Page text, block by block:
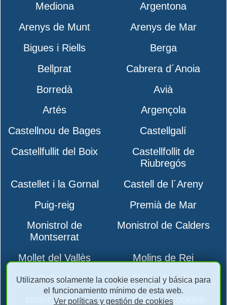
Mediona
Argentona
Arenys de Munt
Arenys de Mar
Bigues i Riells
Berga
Bellprat
Cabrera d´Anoia
Borredà
Avià
Artés
Argençola
Castellnou de Bages
Castellgalí
Castellfullit del Boix
Castellfollit de
Riubregós
Castellet i la Gornal
Castell de l´Areny
Puig-reig
Premià de Mar
Monistrol de
Montserrat
Monistrol de Calders
Mollet del Vallès
Molins de Rei
Polinyà
Pobla de Lillet
lona-rapidas-
Políticas y cookies
Utilizamos solamente la cookie esencial y básica para
el funcionamiento mínimo de esta web.
Ver políticas y gestión de cookies